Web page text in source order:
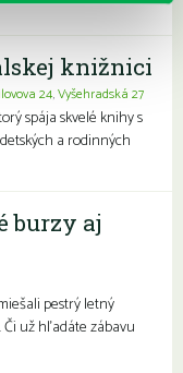
knižnici
24,Vyšehradská 27
spája skvelé knihy s
a rodinných
burzy aj
pestrý letný
už hľadáte zábavu